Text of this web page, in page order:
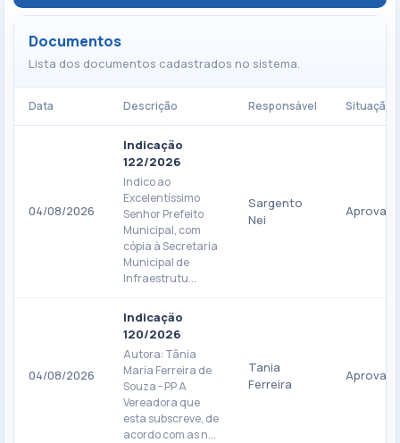
Documentos
Lista dos documentos cadastrados no sistema.
Data Descrição Responsável Situação
04/08/2026
Indicação
122/2026
Indico ao
Excelentíssimo
Senhor Prefeito
Municipal, com
cópia à Secretaria
Municipal de
Infraestrutu...
Sargento
Nei
04/08/2026
Indicação
120/2026
Autora: Tânia
Maria Ferreira de
Souza - PP A
Vereadora que
esta subscreve, de
acordo com as n...
Tania
Ferreira